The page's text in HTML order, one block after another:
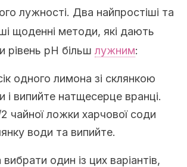
лужності. Два найпростіші та
щоденні методи, які дають
рівень рН більш лужним:
одного лимона зі склянкою
і випийте натщесерце вранці.
чайної ложки харчової соди
води та випийте.
один із цих варіантів,